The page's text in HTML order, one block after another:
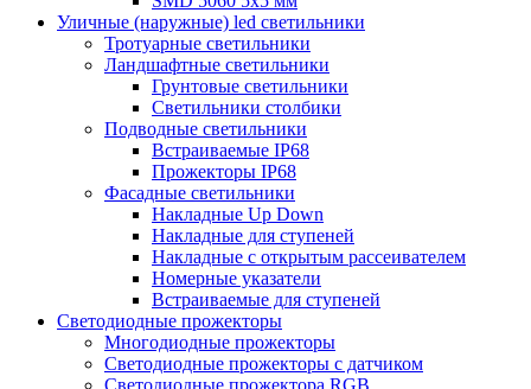
Уличные (наружные) led светильники
Тротуарные светильники
Ландшафтные светильники
Грунтовые светильники
Светильники столбики
Подводные светильники
Встраиваемые IP68
Прожекторы IP68
Фасадные светильники
Накладные Up Down
Накладные для ступеней
Накладные с открытым рассеивателем
Номерные указатели
Встраиваемые для ступеней
Светодиодные прожекторы
Многодиодные прожекторы
Светодиодные прожекторы с датчиком
Светодиодные прожектора RGB